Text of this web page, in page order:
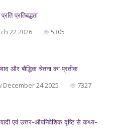
प्रतिबद्धता
22 2026 5305
और बौद्धिक चेतना का प्रतीक
24 2025 7327
एवं उत्तर-औपनिवेशिक दृष्टि से कथ्य-